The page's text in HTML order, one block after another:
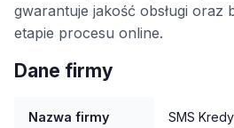
gwarantuje jakość obsługi oraz
etapie procesu online.
Dane firmy
Nazwa firmy SMS